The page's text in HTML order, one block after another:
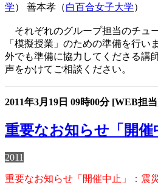
学） 善本孝（白百合女子大学）
それぞれのグループ担当のチュ
「模擬授業」のための準備を行い
外でも準備に協力してくださる講
声をかけてご相談ください。
2011年3月19日 09時00分 [WEB担
重要なお知らせ「開催
2011
重要なお知らせ「開催中止」：震